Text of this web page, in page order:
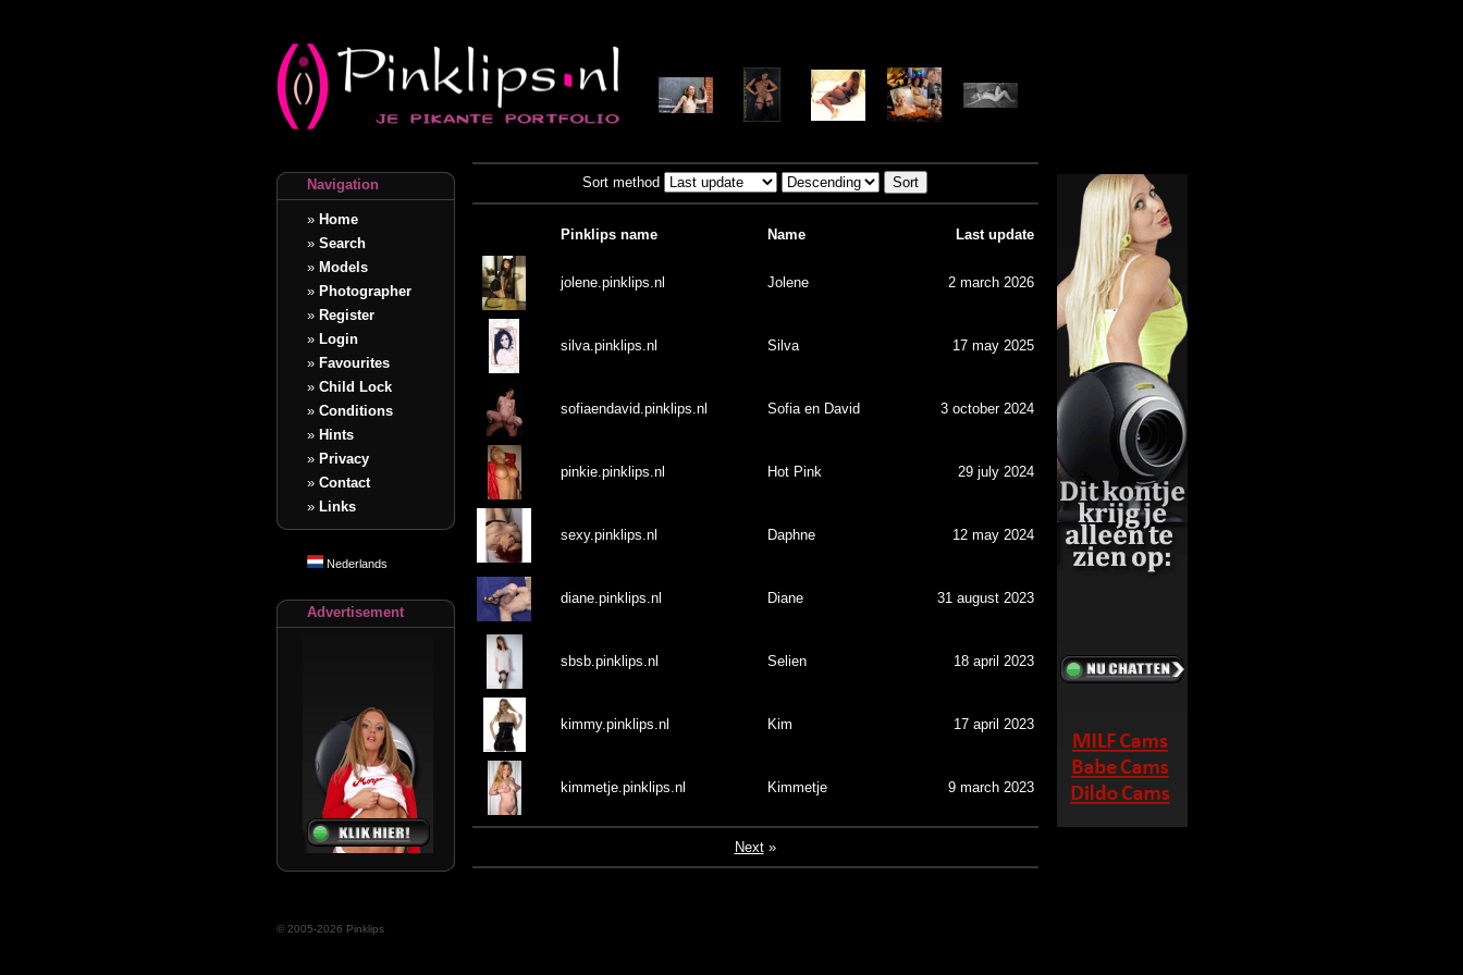
Navigation
» Home
» Search
» Models
» Photographer
» Register
» Login
» Favourites
» Child Lock
» Conditions
» Hints
» Privacy
» Contact
» Links
Nederlands
Advertisement
Sort method
Pinklips name Name Last update
jolene.pinklips.nl Jolene 2 march 2026
silva.pinklips.nl Silva 17 may 2025
sofiaendavid.pinklips.nl Sofia en David 3 october 2024
pinkie.pinklips.nl Hot Pink 29 july 2024
sexy.pinklips.nl Daphne 12 may 2024
diane.pinklips.nl Diane 31 august 2023
sbsb.pinklips.nl Selien 18 april 2023
kimmy.pinklips.nl Kim 17 april 2023
kimmetje.pinklips.nl Kimmetje 9 march 2023
Next»
© 2005-2026 Pinklips